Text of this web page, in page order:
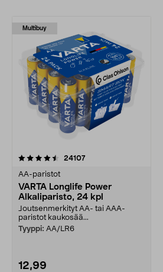
Multibuy
24107arvostelut
AA-paristot
VARTA Longlife Power
Alkaliparisto, 24 kpl
Joutsenmerkityt AA- tai AAA-
paristot kaukosää...
Tyyppi: AA/LR6
12,99
4.5viidestä